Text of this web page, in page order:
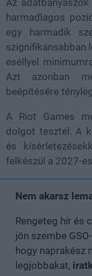
Az
harmadlagos
egy harmadik
szignifikánsabban
eséllyel
Azt azonban
beépítésére
A Riot Games
dolgot tesztel. A
és
felkészül a 2027-
Nem akarsz
Rengeteg hír és
jön szembe
hogy naprakész
legjobbakat,